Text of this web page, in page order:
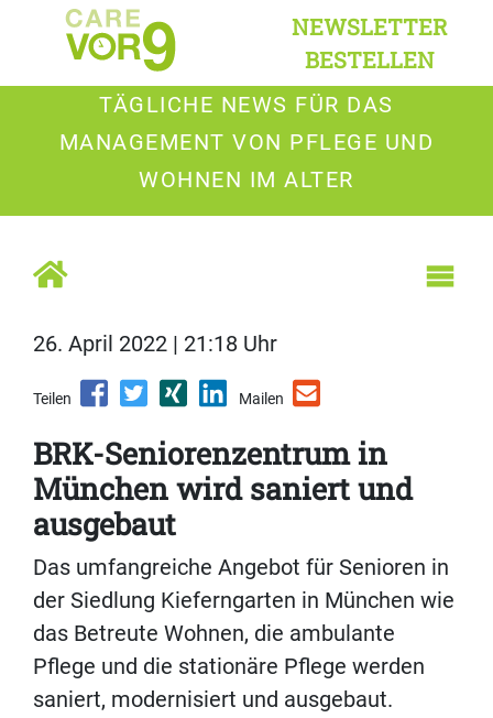
NEWSLETTER
BESTELLEN
TÄGLICHE NEWS FÜR DAS
MANAGEMENT VON PFLEGE UND
WOHNEN IM ALTER
26. April 2022 | 21:18 Uhr
Teilen Mailen
BRK-Seniorenzentrum in
München wird saniert und
ausgebaut
Das umfangreiche Angebot für Senioren in
der Siedlung Kieferngarten in München wie
das Betreute Wohnen, die ambulante
Pflege und die stationäre Pflege werden
saniert, modernisiert und ausgebaut.